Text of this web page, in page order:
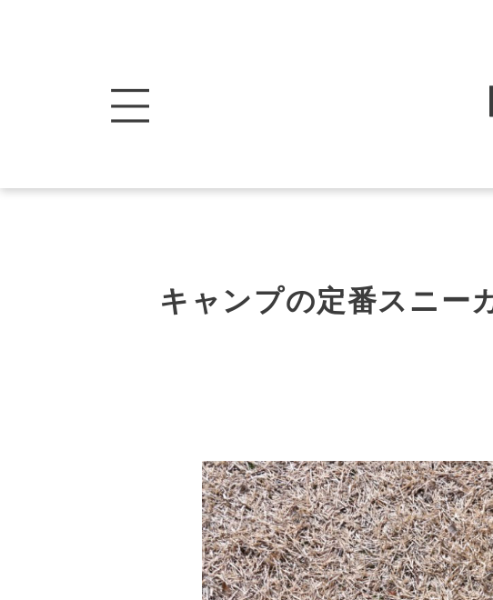
キャンプの定番スニー